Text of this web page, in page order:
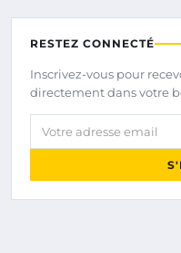
RESTEZ CONNECTÉ
Inscrivez-vous pour
directement dans votre
Votre adresse email